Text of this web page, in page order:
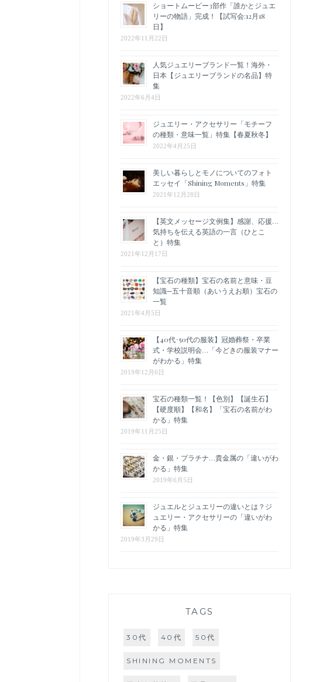
ショートムービー3部作「誰かとジュエ
リーの物語」完成！【試写会:12月18
日】
2022年11月22日
人気ジュエリーブランド一覧！海外・
日本【ジュエリーブランドの名品】特
集
2022年6月4日
ジュエリー・アクセサリー「モチーフ
の種類・意味一覧」特集【春夏秋冬】
2022年4月25日
美しい暮らしとモノについてのフォト
エッセイ「Shining Moments」特集
2021年12月28日
【英文メッセージ文例集】感謝、応援…
気持ちを伝える英語の一言（ひとこ
と）特集
2021年12月17日
【宝石の種類】宝石の名前と意味・豆
知識─五十音順（あいうえお順）宝石の
一覧
2021年4月5日
【40代･50代の服装】冠婚葬祭・卒業
式・学校説明会…「今どきの服装マナー
がわかる」特集
2019年12月6日
宝石の種類一覧！【色別】【誕生石】
【硬度順】【和名】「宝石の名前がわ
かる」特集
2019年11月25日
金・銀・プラチナ…貴金属の「違いがわ
かる」特集
2019年6月5日
ジュエルとジュエリーの違いとは？ジ
ュエリー・アクセサリーの「違いがわ
かる」特集
2019年3月29日
TAGS
30代 40代 50代
SHINING MOMENTS